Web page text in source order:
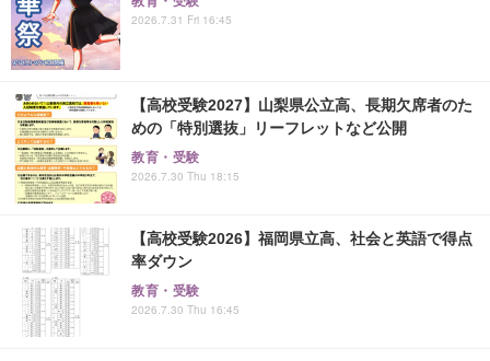
2026.7.31 Fri 16:45
【高校受験2027】山梨県公立高、長期欠席者のた
めの「特別選抜」リーフレットなど公開
教育・受験
2026.7.30 Thu 18:15
【高校受験2026】福岡県立高、社会と英語で得点
率ダウン
教育・受験
2026.7.30 Thu 16:45